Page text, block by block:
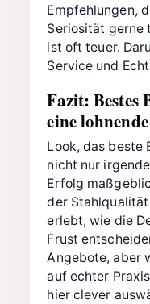
Empfehlungen,
Seriosität gerne
ist oft teuer.
Service und
Fazit: Bestes
eine
Look, das beste
nicht nur
Erfolg
der
erlebt, wie die
Frust
Angebote, aber
auf echter
hier clever